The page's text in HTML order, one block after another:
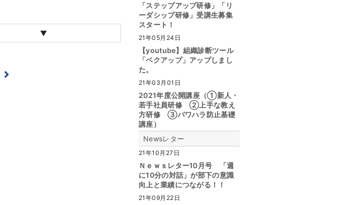
「ステップアップ研修」「リ
ーダシップ研修」受講生募集
スタート！
21年05月24日
【youtube】組織診断ツール
「ベクアップ」アップしまし
た。
21年03月01日
2021年度公開講座（①新人・
若手社員研修 ②上手な教え
方研修 ③パワハラ防止基礎
講座）
Newsレター
21年10月27日
Ｎｅｗｓレター10月号 「週
に10分の対話」が部下の意識
向上と業績につながる！！
21年09月22日